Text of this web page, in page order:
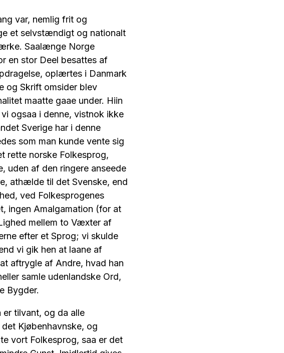
var, nemlig frit og
et selvstændigt og nationalt
Saalænge Norge
en stor Deel besattes af
oplærtes i Danmark
og Skrift omsider blev
maatte gaae under. Hiin
ogsaa i denne, vistnok ikke
Sverige har i denne
som man kunde vente sig
rette norske Folkesprog,
uden af den ringere anseede
athælde til det Svenske, end
ved Folkesprogenes
ingen Amalgamation (for at
mellem to Væxter af
efter et Sprog; vi skulde
vi gik hen at laane af
aftrygle af Andre, hvad han
samle udenlandske Ord,
Bygder.
er tilvant, og da alle
Kjøbenhavnske, og
vort Folkesprog, saa er det